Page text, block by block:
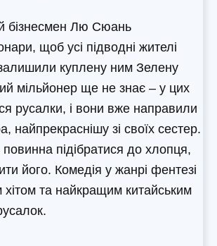
бізнесмен Лю Сюань
щоб усі підводні жителі
куплену ним Зелену
мільйонер ще не знає – у цих
русалки, і вони вже направили
найпрекраснішу зі своїх сестер.
підібратися до хлопця,
його. Комедія у жанрі фентезі
хітом та найкращим китайським